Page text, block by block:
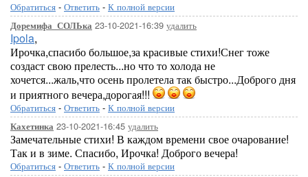
Обратиться - Ответить - К полной версии
Доремифа_СОЛЬка 23-10-2021-16:39 удалить
Ipola,
Ирочка,спасибо большое,за красивые стихи!Снег тоже
создаст свою прелесть...но что то холода не
хочется...жаль,что осень пролетела так быстро...Доброго дня
и приятного вечера,дорогая!!!
Обратиться - Ответить - К полной версии
Кахетинка 23-10-2021-16:45 удалить
Замечательные стихи! В каждом времени свое очарование!
Так и в зиме. Спасибо, Ирочка! Доброго вечера!
Обратиться - Ответить - К полной версии